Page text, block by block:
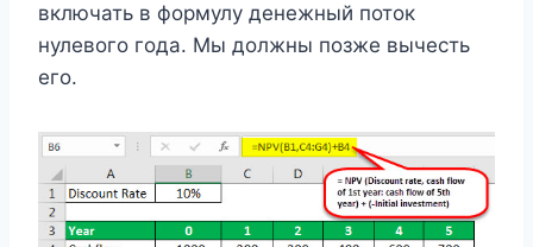
включать в формулу денежный поток
нулевого года. Мы должны позже вычесть
его.